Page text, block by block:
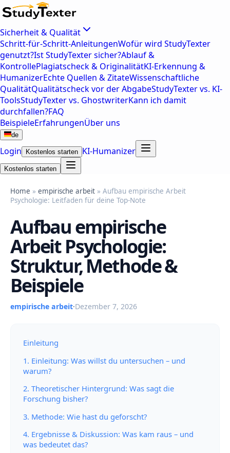
Sicherheit & Qualität
Schritt-für-Schritt-AnleitungenWofür wird StudyTexter
genutzt?Ist StudyTexter sicher?Ablauf &
KontrollePlagiatscheck & OriginalitätKI-Erkennung &
HumanizerEchte Quellen & ZitateWissenschaftliche
QualitätQualitätscheck vor der AbgabeStudyTexter vs. KI-
ToolsStudyTexter vs. GhostwriterKann ich damit
durchfallen?FAQ
BeispieleErfahrungenÜber uns
de
Login Kostenlos starten KI-Humanizer
Kostenlos starten
Home » empirische arbeit » Aufbau empirische Arbeit
Psychologie: Leitfaden für deine Top-Note
Aufbau empirische
Arbeit Psychologie:
Struktur, Methode &
Beispiele
empirische arbeit·Dezember 7, 2026
Einleitung
1. Einleitung: Was willst du untersuchen – und
warum?
2. Theoretischer Hintergrund: Was sagt die
Forschung bisher?
3. Methode: Wie hast du geforscht?
4. Ergebnisse & Diskussion: Was kam raus – und
was bedeutet das?